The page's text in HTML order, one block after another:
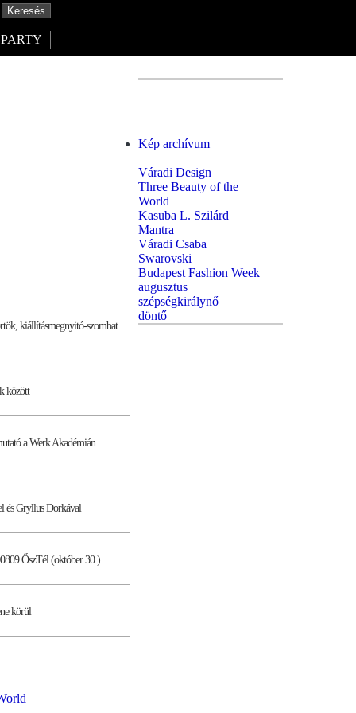
PARTY
kiállításmegnyitó-szombat
között
a Werk Akadémián
és Gryllus Dorkával
ŐszTél (október 30.)
körül
Kép archívum
Váradi Design
Three Beauty of the
World
Kasuba L. Szilárd
Mantra
Váradi Csaba
Swarovski
Budapest Fashion Week
augusztus
szépségkirálynő
döntő